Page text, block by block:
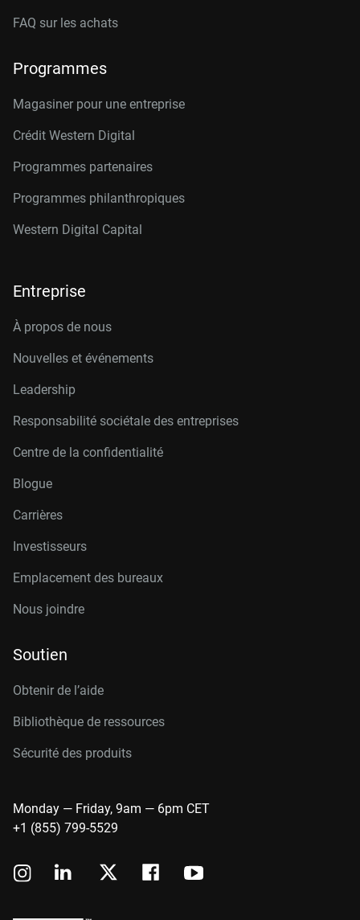
FAQ sur les achats
Programmes
Magasiner pour une entreprise
Crédit Western Digital
Programmes partenaires
Programmes philanthropiques
Western Digital Capital
Entreprise
À propos de nous
Nouvelles et événements
Leadership
Responsabilité sociétale des entreprises
Centre de la confidentialité
Blogue
Carrières
Investisseurs
Emplacement des bureaux
Nous joindre
Soutien
Obtenir de l’aide
Bibliothèque de ressources
Sécurité des produits
Monday — Friday, 9am — 6pm CET
+1 (855) 799-5529